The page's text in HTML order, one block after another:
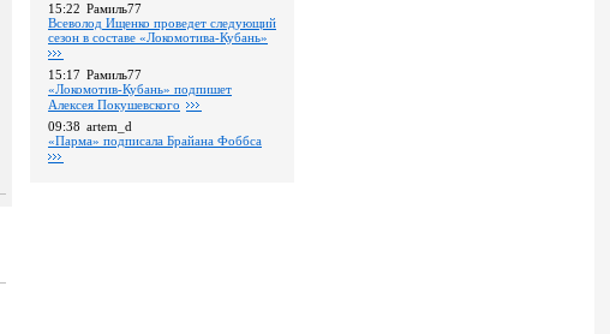
15:22 Рамиль77
Всеволод Ищенко проведет следующий
сезон в составе «Локомотива-Кубань»
15:17 Рамиль77
«Локомотив-Кубань» подпишет
Алексея Покушевского
09:38 artem_d
«Парма» подписала Брайана Фоббса